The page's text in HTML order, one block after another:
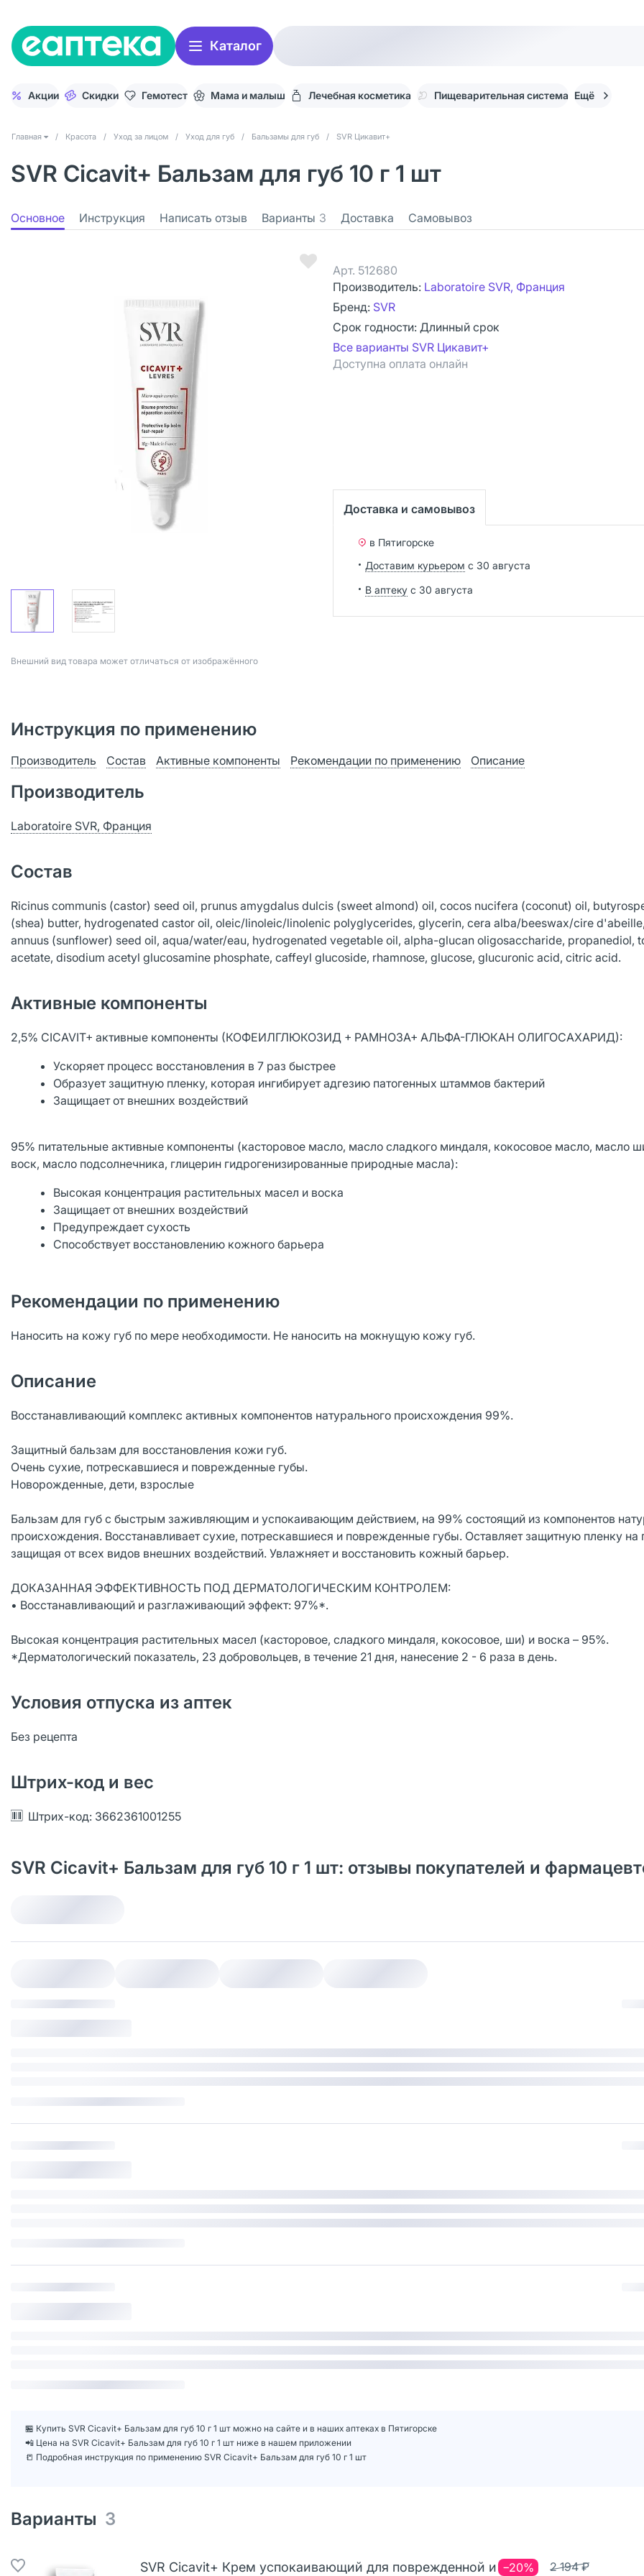
Каталог
Акции Скидки Гемотест Мама и малыш Лечебная косметика Пищеварительная система Ещё
Главная / Красота / Уход за лицом / Уход для губ / Бальзамы для губ / SVR Цикавит+
SVR Cicavit+ Бальзам для губ 10 г 1 шт
Основное Инструкция Написать отзыв Варианты 3 Доставка Самовывоз
Bнешний вид товара может отличаться от изображённого
Арт. 512680
Производитель: Laboratoire SVR, Франция
Бренд: SVR
Срок годности: Длинный срок
Все варианты SVR Цикавит+
Доступна оплата онлайн
Доставка и самовывоз
в Пятигорске
Доставим курьером с 30 августа
В аптеку с 30 августа
Инструкция по применению
Производитель Состав Активные компоненты Рекомендации по применению Описание
Производитель
Laboratoire SVR, Франция
Состав
Ricinus communis (castor) seed oil, prunus amygdalus dulcis (sweet almond) oil, cocos nucifera (coconut) oil,
(shea) butter, hydrogenated castor oil, oleic/linoleic/linolenic polyglycerides, glycerin, cera alba/beeswax/cire
annuus (sunflower) seed oil, aqua/water/eau, hydrogenated vegetable oil, alpha-glucan oligosaccharide, propanediol,
acetate, disodium acetyl glucosamine phosphate, caffeyl glucoside, rhamnose, glucose, glucuronic acid, citric acid.
Активные компоненты
2,5% CICAVIT+ активные компоненты (КОФЕИЛГЛЮКОЗИД + РАМНОЗА+ АЛЬФА-ГЛЮКАН ОЛИГОСАХАРИД):
Ускоряет процесс восстановления в 7 раз быстрее
Образует защитную пленку, которая ингибирует адгезию патогенных штаммов бактерий
Защищает от внешних воздействий
95% питательные активные компоненты (касторовое масло, масло сладкого миндаля, кокосовое масло, масло
воск, масло подсолнечника, глицерин гидрогенизированные природные масла):
Высокая концентрация растительных масел и воска
Защищает от внешних воздействий
Предупреждает сухость
Способствует восстановлению кожного барьера
Рекомендации по применению
Наносить на кожу губ по мере необходимости. Не наносить на мокнущую кожу губ.
Описание
Восстанавливающий комплекс активных компонентов натурального происхождения 99%.
Защитный бальзам для восстановления кожи губ.
Очень сухие, потрескавшиеся и поврежденные губы.
Новорожденные, дети, взрослые
Бальзам для губ с быстрым заживляющим и успокаивающим действием, на 99% состоящий из компонентов
происхождения. Восстанавливает сухие, потрескавшиеся и поврежденные губы. Оставляет защитную пленку на
защищая от всех видов внешних воздействий. Увлажняет и восстановить кожный барьер.
ДОКАЗАННАЯ ЭФФЕКТИВНОСТЬ ПОД ДЕРМАТОЛОГИЧЕСКИМ КОНТРОЛЕМ:
• Восстанавливающий и разглаживающий эффект: 97%*.
Высокая концентрация растительных масел (касторовое, сладкого миндаля, кокосовое, ши) и воска – 95%.
*Дерматологический показатель, 23 добровольцев, в течение 21 дня, нанесение 2 - 6 раза в день.
Условия отпуска из аптек
Без рецепта
Штрих-код и вес
Штрих-код: 3662361001255
SVR Cicavit+ Бальзам для губ 10 г 1 шт: отзывы покупателей и
🏪 Купить SVR Cicavit+ Бальзам для губ 10 г 1 шт можно на сайте и в наших аптеках в Пятигорске
📲 Цена на SVR Cicavit+ Бальзам для губ 10 г 1 шт ниже в нашем приложении
📒 Подробная инструкция по применению SVR Cicavit+ Бальзам для губ 10 г 1 шт
Варианты 3
SVR Cicavit+ Крем успокаивающий для поврежденной и 2 194 ₽
−20%